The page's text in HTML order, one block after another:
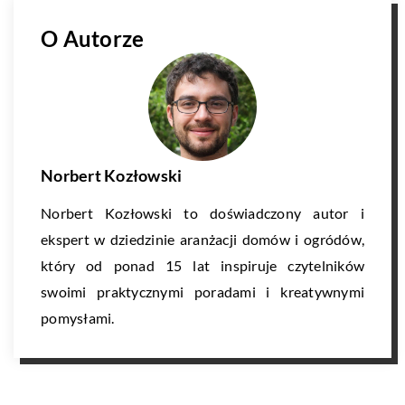
O Autorze
Norbert Kozłowski
Norbert Kozłowski to doświadczony autor i
ekspert w dziedzinie aranżacji domów i ogródów,
który od ponad 15 lat inspiruje czytelników
swoimi praktycznymi poradami i kreatywnymi
pomysłami.